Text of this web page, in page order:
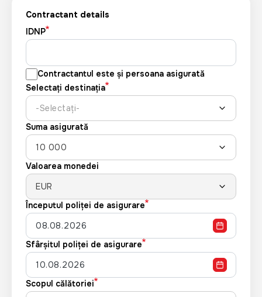
Contractant details
IDNP
Contractantul este și persoana asigurată
Selectați destinația
-Selectați-
Suma asigurată
10 000
Valoarea monedei
EUR
Începutul poliţei de asigurare
Sfârșitul poliţei de asigurare
Scopul călătoriei